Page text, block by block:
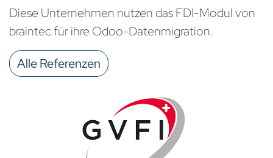
Diese Unternehmen nutzen das FDI-Modul von
braintec für ihre Odoo-Datenmigration.
Alle Referenzen